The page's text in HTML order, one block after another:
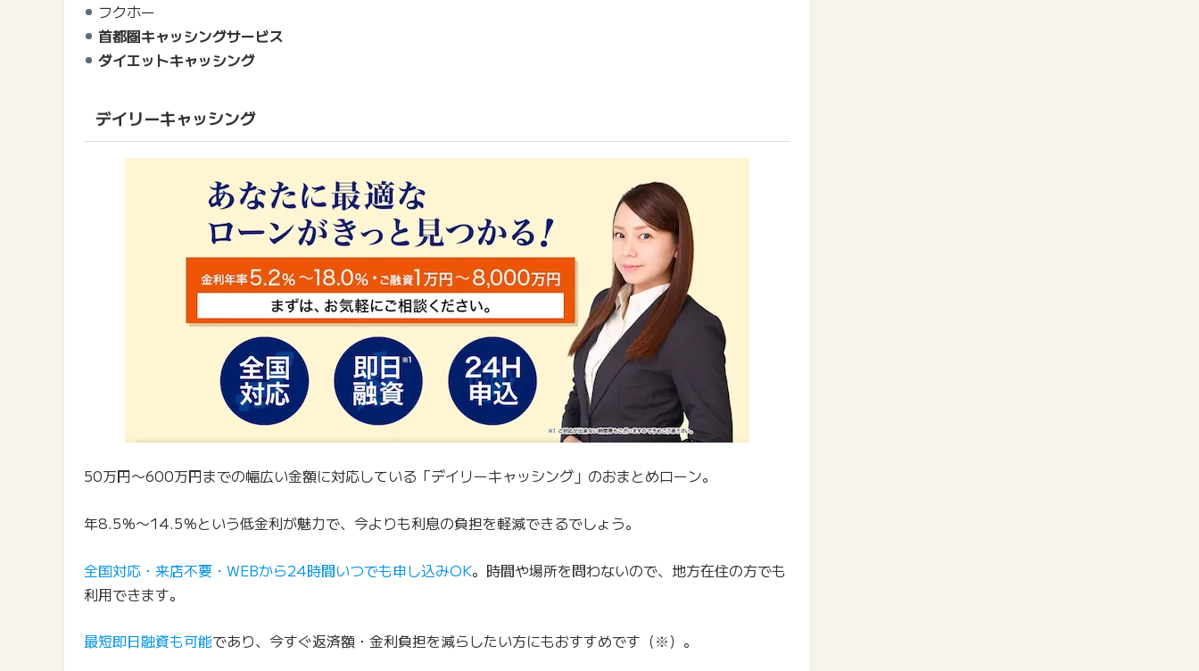
フクホー
首都圏キャッシングサービス
ダイエットキャッシング
デイリーキャッシング
50万円〜600万円までの幅広い金額に対応している「デイリーキャッシング」のおまとめローン。
年8.5％〜14.5％という低金利が魅力で、今よりも利息の負担を軽減できるでしょう。
全国対応・来店不要・WEBから24時間いつでも申し込みOK。時間や場所を問わないので、地方在住の方でも
利用できます。
最短即日融資も可能であり、今すぐ返済額・金利負担を減らしたい方にもおすすめです（※）。